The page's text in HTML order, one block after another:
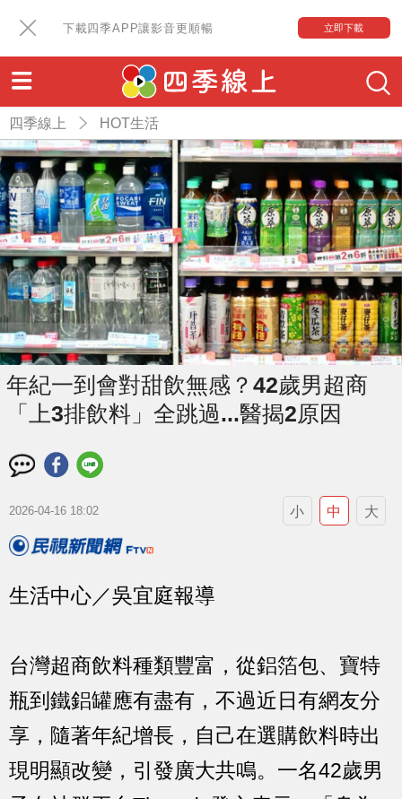
下載四季APP讓影音更順暢 立即下載
四季線上 HOT生活
年紀一到會對甜飲無感？42歲男超商
「上3排飲料」全跳過...醫揭2原因
2026-04-16 18:02 小 中 大
生活中心／吳宜庭報導
台灣超商飲料種類豐富，從鋁箔包、寶特
瓶到鐵鋁罐應有盡有，不過近日有網友分
享，隨著年紀增長，自己在選購飲料時出
現明顯改變，引發廣大共鳴。一名42歲男